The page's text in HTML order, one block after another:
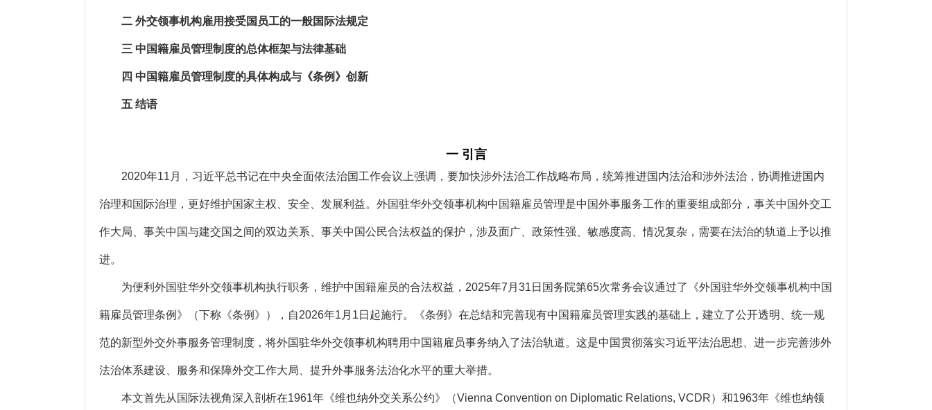
二 外交领事机构雇用接受国员工的一般国际法规定
三 中国籍雇员管理制度的总体框架与法律基础
四 中国籍雇员管理制度的具体构成与《条例》创新
五 结语
一 引言
2020年11月，习近平总书记在中央全面依法治国工作会议上强调，要加快涉外法治工作战略布局，统筹推进国内法治和涉外法治，协调推进国内
治理和国际治理，更好维护国家主权、安全、发展利益。外国驻华外交领事机构中国籍雇员管理是中国外事服务工作的重要组成部分，事关中国外交工
作大局、事关中国与建交国之间的双边关系、事关中国公民合法权益的保护，涉及面广、政策性强、敏感度高、情况复杂，需要在法治的轨道上予以推
进。
为便利外国驻华外交领事机构执行职务，维护中国籍雇员的合法权益，2025年7月31日国务院第65次常务会议通过了《外国驻华外交领事机构中国
籍雇员管理条例》（下称《条例》），自2026年1月1日起施行。《条例》在总结和完善现有中国籍雇员管理实践的基础上，建立了公开透明、统一规
范的新型外交外事服务管理制度，将外国驻华外交领事机构聘用中国籍雇员事务纳入了法治轨道。这是中国贯彻落实习近平法治思想、进一步完善涉外
法治体系建设、服务和保障外交工作大局、提升外事服务法治化水平的重大举措。
本文首先从国际法视角深入剖析在1961年《维也纳外交关系公约》（Vienna Convention on Diplomatic Relations, VCDR）和1963年《维也纳领